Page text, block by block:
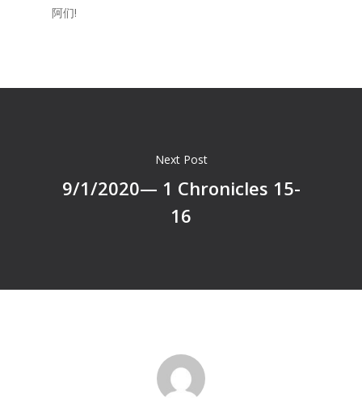
阿们!
Next Post
9/1/2020— 1 Chronicles 15-
16